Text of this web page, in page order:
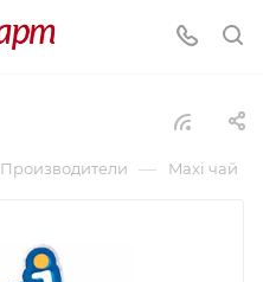
Производители — Maxi чай